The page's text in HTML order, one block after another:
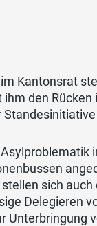
Kantonsrat
ihm den
sich
Delegieren
Unterbringung